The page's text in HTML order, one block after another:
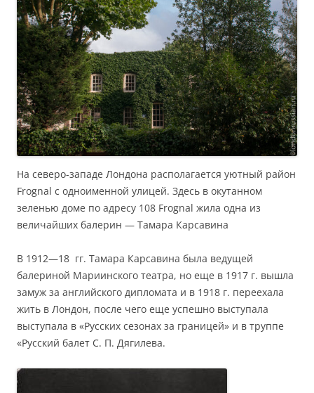
На северо-западе Лондона раcполагается уютный район
Frognal с одноименной улицей. Здесь в окутанном
зеленью доме по адресу 108 Frognal жила одна из
величайших балерин — Тамара Карсавина
В 1912—18 гг. Тамара Карсавина была ведущей
балериной Мариинского театра, но еще в 1917 г. вышла
замуж за английского дипломата и в 1918 г. переехала
жить в Лондон, после чего еще успешно выступала
выступала в «Русских сезонах за границей» и в труппе
«Русский балет С. П. Дягилева.